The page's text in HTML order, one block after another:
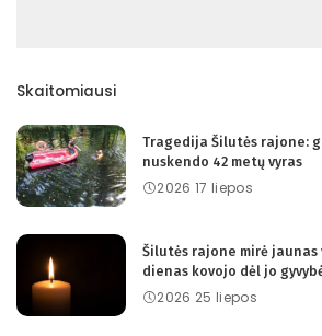
Skaitomiausi
Tragedija Šilutės rajone:
nuskendo 42 metų vyras
2026 17 liepos
Šilutės rajone mirė jaunas
dienas kovojo dėl jo
2026 25 liepos